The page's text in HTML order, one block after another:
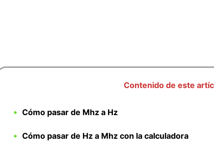
Contenido de este
Cómo pasar de Mhz a Hz
Cómo pasar de Hz a Mhz con la calculadora